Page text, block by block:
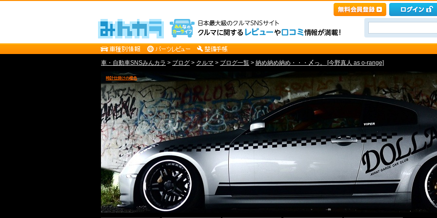
車・自動車SNSみんカラ > ブログ > クルマ > ブログ一覧 > 納め納め納め・・・〆っ。 [今野真人 as o-range]
時計仕掛けの橙色